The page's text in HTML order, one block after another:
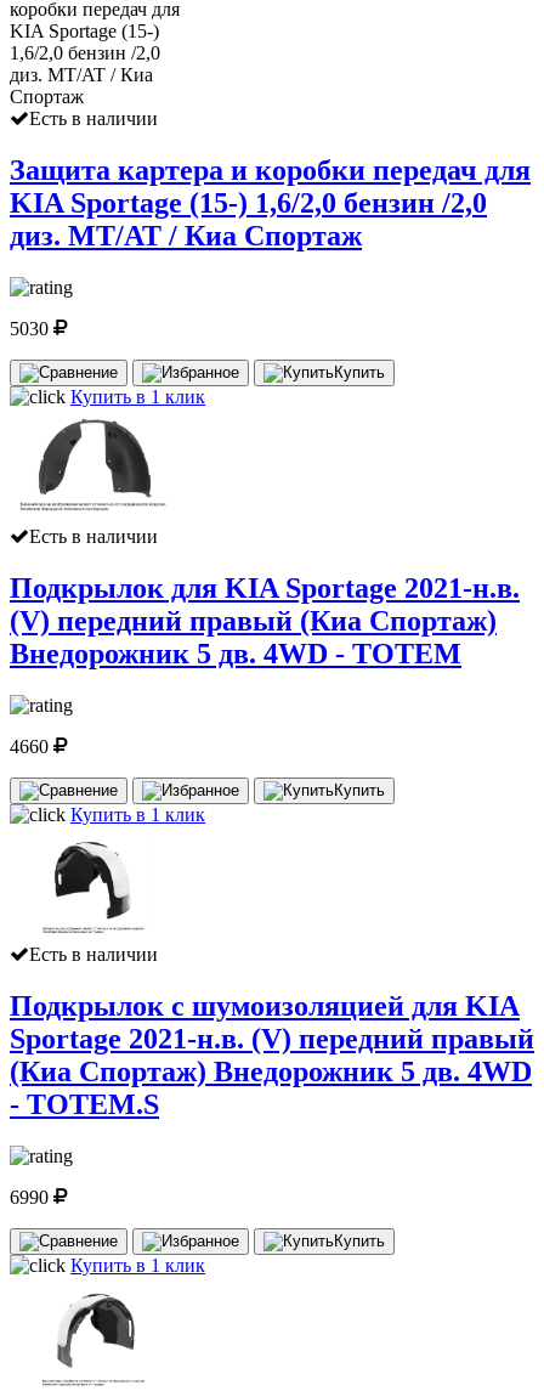
Есть в наличии
Защита картера и коробки передач для
KIA Sportage (15-) 1,6/2,0 бензин /2,0
диз. MT/AT / Киа Спортаж
5030
Купить
Купить в 1 клик
Есть в наличии
Подкрылок для KIA Sportage 2021-н.в.
(V) передний правый (Киа Спортаж)
Внедорожник 5 дв. 4WD - TOTEM
4660
Купить
Купить в 1 клик
Есть в наличии
Подкрылок с шумоизоляцией для KIA
Sportage 2021-н.в. (V) передний правый
(Киа Спортаж) Внедорожник 5 дв. 4WD
- TOTEM.S
6990
Купить
Купить в 1 клик